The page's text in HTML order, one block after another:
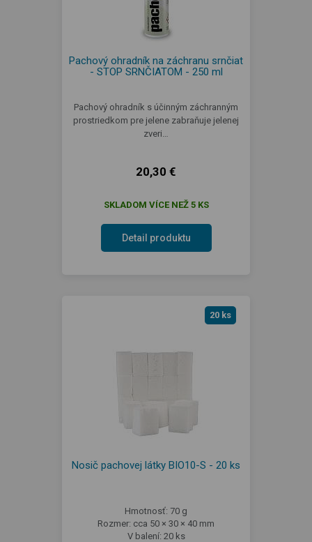
Pachový ohradník na záchranu srnčiat
- STOP SRNČIATOM - 250 ml
Pachový ohradník s účinným záchranným
prostriedkom pre jelene zabraňuje jelenej
zveri…
20,30 €
SKLADOM VÍCE NEŽ 5 KS
Detail produktu
20 ks
Nosič pachovej látky BIO10-S - 20 ks
Hmotnosť: 70 g
Rozmer: cca 50 × 30 × 40 mm
V balení: 20 ks